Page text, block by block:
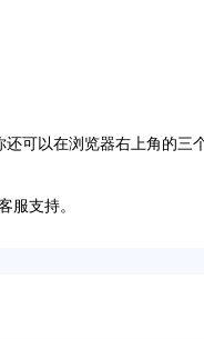
可以在浏览器右上角的三
支持。